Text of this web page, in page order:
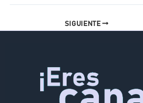
SIGUIENTE